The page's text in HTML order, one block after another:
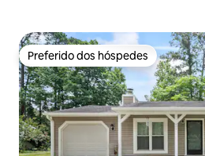
Preferido dos hóspedes
Preferido dos hóspedes